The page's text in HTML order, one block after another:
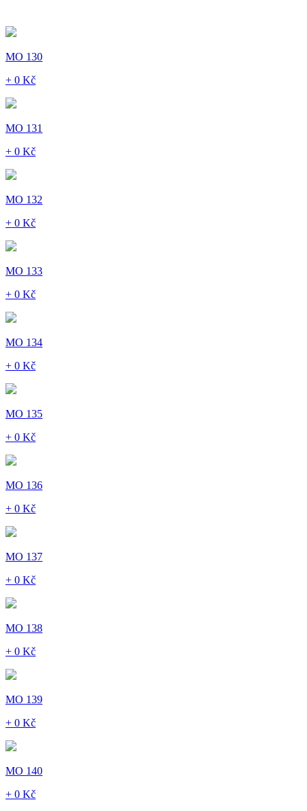
MO 130
+ 0 Kč
MO 131
+ 0 Kč
MO 132
+ 0 Kč
MO 133
+ 0 Kč
MO 134
+ 0 Kč
MO 135
+ 0 Kč
MO 136
+ 0 Kč
MO 137
+ 0 Kč
MO 138
+ 0 Kč
MO 139
+ 0 Kč
MO 140
+ 0 Kč